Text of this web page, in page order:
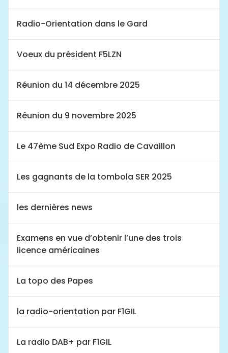
Radio-Orientation dans le Gard
Voeux du président F5LZN
Réunion du 14 décembre 2025
Réunion du 9 novembre 2025
Le 47ème Sud Expo Radio de Cavaillon
Les gagnants de la tombola SER 2025
les dernières news
Examens en vue d’obtenir l’une des trois
licence américaines
La topo des Papes
la radio-orientation par F1GIL
La radio DAB+ par F1GIL